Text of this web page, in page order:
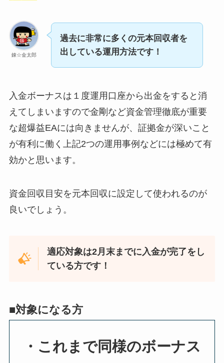
錬☆金太郎
過去に非常に多くの元本回収者を
出している運用方法です！
入金ボーナスは１度運用口座から出金をすると消
えてしまいますので金剛など資金管理徹底が重要
な超爆益EAには向きませんが、証拠金が深いこと
が有利に働く上記2つの運用事例などには極めて有
効かと思います。
資金回収目安を元本回収に設定して使われるのが
良いでしょう。
適応対象は2月末までに入金が完了をし
ている方です！
■対象になる方
・これまで同様のボーナス